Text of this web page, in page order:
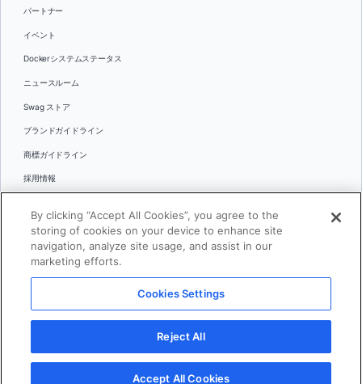
パートナー
イベント
Dockerシステムステータス
ニュースルーム
Swag ストア
ブランドガイドライン
商標ガイドライン
採用情報
言語
日本語
© 2026 Docker Inc.全著作権所有
利用規約(英語)
プライバシー
Cookies Settings
By clicking “Accept All Cookies”, you agree to the
storing of cookies on your device to enhance site
navigation, analyze site usage, and assist in our
marketing efforts.
Cookies Settings
Reject All
Accept All Cookies